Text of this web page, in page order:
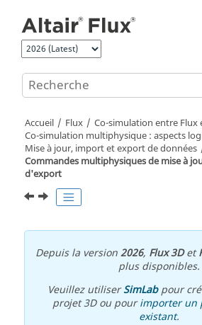
Accueil Flux
Co-simulation entre Flux
Co-simulation multiphysique : aspects
Mise à jour, import et export de données
Commandes multiphysiques de mise à
d'export
Depuis la version2026, Flux 3Det
plus disponibles.
Veuillez utiliserSimLabpour
projet 3D ou pourimporter un
existant.